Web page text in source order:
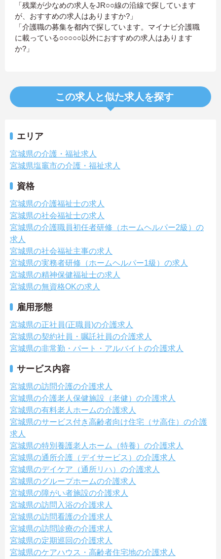
「残業が少なめの求人をJR○○線の沿線で探しています
が、おすすめの求人はありますか?」
「介護職の募集を都内で探しています。マイナビ介護職
に載っている○○○○○以外におすすめの求人はあります
か?」
この求人と似た求人を探す
エリア
宮城県の介護・福祉求人
宮城県塩竈市の介護・福祉求人
資格
宮城県の介護福祉士の求人
宮城県の社会福祉士の求人
宮城県の介護職員初任者研修（ホームヘルパー2級）の
求人
宮城県の社会福祉主事の求人
宮城県の実務者研修（ホームヘルパー1級）の求人
宮城県の精神保健福祉士の求人
宮城県の無資格OKの求人
雇用形態
宮城県の正社員(正職員)の介護求人
宮城県の契約社員・嘱託社員の介護求人
宮城県の非常勤・パート・アルバイトの介護求人
サービス内容
宮城県の訪問介護の介護求人
宮城県の介護老人保健施設（老健）の介護求人
宮城県の有料老人ホームの介護求人
宮城県のサービス付き高齢者向け住宅（サ高住）の介護
求人
宮城県の特別養護老人ホーム（特養）の介護求人
宮城県の通所介護（デイサービス）の介護求人
宮城県のデイケア（通所リハ）の介護求人
宮城県のグループホームの介護求人
宮城県の障がい者施設の介護求人
宮城県の訪問入浴の介護求人
宮城県の訪問看護の介護求人
宮城県の訪問診療の介護求人
宮城県の定期巡回の介護求人
宮城県のケアハウス・高齢者住宅地の介護求人